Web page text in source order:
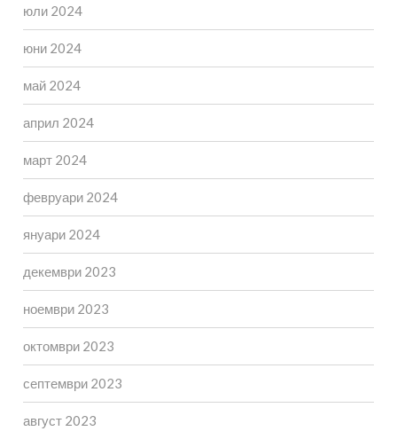
юли 2024
юни 2024
май 2024
април 2024
март 2024
февруари 2024
януари 2024
декември 2023
ноември 2023
октомври 2023
септември 2023
август 2023